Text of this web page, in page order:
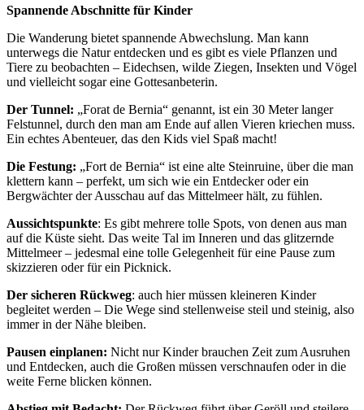
Spannende Abschnitte für Kinder
Die Wanderung bietet spannende Abwechslung. Man kann
unterwegs die Natur entdecken und es gibt es viele Pflanzen und
Tiere zu beobachten – Eidechsen, wilde Ziegen, Insekten und Vögel
und vielleicht sogar eine Gottesanbeterin.
Der Tunnel: „Forat de Bernia“ genannt, ist ein 30 Meter langer
Felstunnel, durch den man am Ende auf allen Vieren kriechen muss.
Ein echtes Abenteuer, das den Kids viel Spaß macht!
Die Festung: „Fort de Bernia“ ist eine alte Steinruine, über die man
klettern kann – perfekt, um sich wie ein Entdecker oder ein
Bergwächter der Ausschau auf das Mittelmeer hält, zu fühlen.
Aussichtspunkte: Es gibt mehrere tolle Spots, von denen aus man
auf die Küste sieht. Das weite Tal im Inneren und das glitzernde
Mittelmeer – jedesmal eine tolle Gelegenheit für eine Pause zum
skizzieren oder für ein Picknick.
Der sicheren Rückweg: auch hier müssen kleineren Kinder
begleitet werden – Die Wege sind stellenweise steil und steinig, also
immer in der Nähe bleiben.
Pausen einplanen: Nicht nur Kinder brauchen Zeit zum Ausruhen
und Entdecken, auch die Großen müssen verschnaufen oder in die
weite Ferne blicken können.